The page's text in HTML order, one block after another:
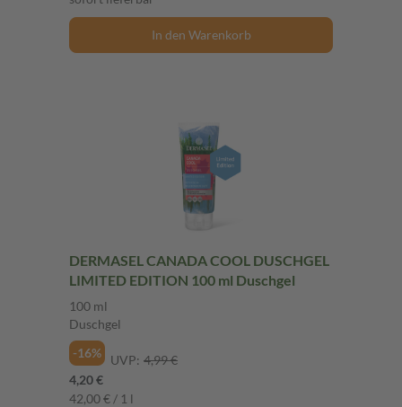
In den Warenkorb
DERMASEL CANADA COOL DUSCHGEL
LIMITED EDITION 100 ml Duschgel
100 ml
Duschgel
-16%
UVP: 4,99 €
4,20 €
42,00 € / 1 l